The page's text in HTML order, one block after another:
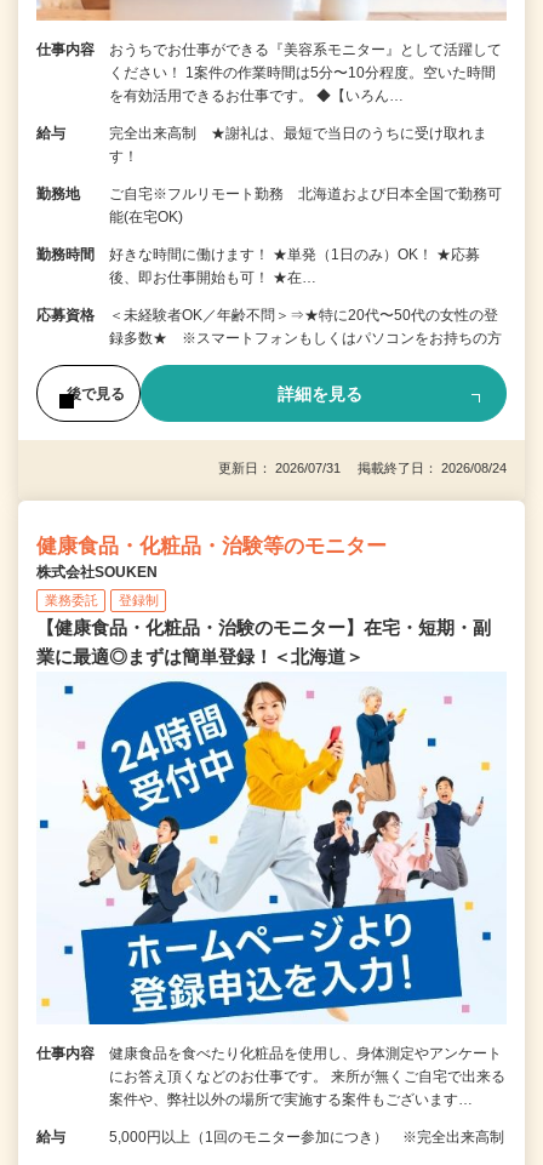
仕事内容
おうちでお仕事ができる『美容系モニター』として活躍して
ください！ 1案件の作業時間は5分〜10分程度。空いた時間
を有効活用できるお仕事です。 ◆【いろん…
給与
完全出来高制 ★謝礼は、最短で当日のうちに受け取れま
す！
勤務地
ご自宅※フルリモート勤務 北海道および日本全国で勤務可
能(在宅OK)
勤務時間
好きな時間に働けます！ ★単発（1日のみ）OK！ ★応募
後、即お仕事開始も可！ ★在…
応募資格
＜未経験者OK／年齢不問＞⇒★特に20代〜50代の女性の登
録多数★ ※スマートフォンもしくはパソコンをお持ちの方
後で見る 詳細を見る
更新日： 2026/07/31 掲載終了日： 2026/08/24
健康食品・化粧品・治験等のモニター
株式会社SOUKEN
業務委託 登録制
【健康食品・化粧品・治験のモニター】在宅・短期・副
業に最適◎まずは簡単登録！＜北海道＞
仕事内容
健康食品を食べたり化粧品を使用し、身体測定やアンケート
にお答え頂くなどのお仕事です。 来所が無くご自宅で出来る
案件や、弊社以外の場所で実施する案件もございます…
給与 5,000円以上（1回のモニター参加につき） ※完全出来高制